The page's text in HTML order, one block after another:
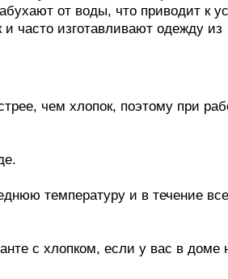
от воды, что приводит к
часто изготавливают одежду из
чем хлопок, поэтому при
температуру и в течение
с хлопком, если у вас в доме